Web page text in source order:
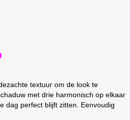
textuur om de look te
met drie harmonisch op elkaar
dag perfect blijft zitten. Eenvoudig